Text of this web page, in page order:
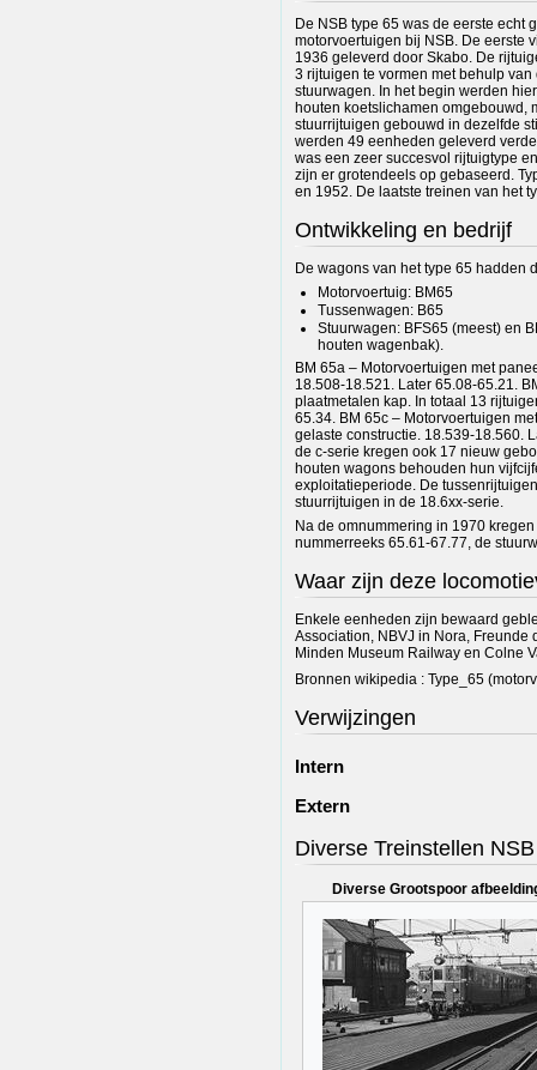
De NSB type 65 was de eerste echt
motorvoertuigen bij NSB. De eerste
1936 geleverd door Skabo. De
3 rijtuigen te vormen met behulp
stuurwagen. In het begin werden
houten koetslichamen omgebouwd,
stuurrijtuigen gebouwd in dezelfde
werden 49 eenheden geleverd
was een zeer succesvol rijtuigtype
zijn er grotendeels op gebaseerd.
en 1952. De laatste treinen van het
Ontwikkeling en bedrijf
De wagons van het type 65 hadden
Motorvoertuig: BM65
Tussenwagen: B65
Stuurwagen: BFS65 (meest) en
houten wagenbak).
BM 65a – Motorvoertuigen met
18.508-18.521. Later 65.08-65.21.
plaatmetalen kap. In totaal 13
65.34. BM 65c – Motorvoertuigen
gelaste constructie. 18.539-18.560.
de c-serie kregen ook 17 nieuw
houten wagons behouden hun
exploitatieperiode. De
stuurrijtuigen in de 18.6xx-serie.
Na de omnummering in 1970
nummerreeks 65.61-67.77, de
Waar zijn deze
Enkele eenheden zijn bewaard
Association, NBVJ in Nora,
Minden Museum Railway en Colne
Bronnen wikipedia : Type_65
Verwijzingen
Intern
Extern
Diverse Treinstellen
Diverse Grootspoor